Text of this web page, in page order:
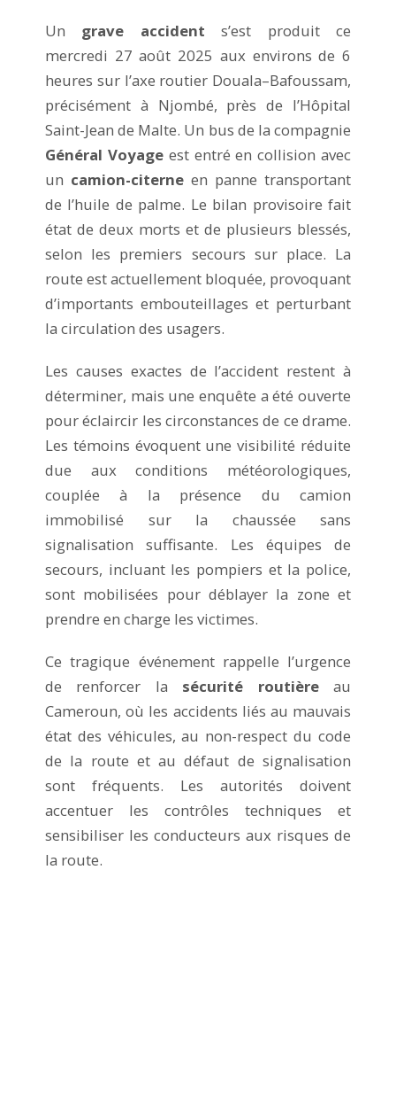
Un grave accident s’est produit ce
mercredi 27 août 2025 aux environs de 6
heures sur l’axe routier Douala–Bafoussam,
précisément à Njombé, près de l’Hôpital
Saint-Jean de Malte. Un bus de la compagnie
Général Voyageest entré en collision avec
un camion-citerne en panne transportant
de l’huile de palme. Le bilan provisoire fait
état de deux morts et de plusieurs blessés,
selon les premiers secours sur place. La
route est actuellement bloquée, provoquant
d’importants embouteillages et perturbant
la circulation des usagers.
Les causes exactes de l’accident restent à
déterminer, mais une enquête a été ouverte
pour éclaircir les circonstances de ce drame.
Les témoins évoquent une visibilité réduite
due aux conditions météorologiques,
couplée à la présence du camion
immobilisé sur la chaussée sans
signalisation suffisante. Les équipes de
secours, incluant les pompiers et la police,
sont mobilisées pour déblayer la zone et
prendre en charge les victimes.
Ce tragique événement rappelle l’urgence
de renforcer la sécurité routièreau
Cameroun, où les accidents liés au mauvais
état des véhicules, au non-respect du code
de la route et au défaut de signalisation
sont fréquents. Les autorités doivent
accentuer les contrôles techniques et
sensibiliser les conducteurs aux risques de
la route.